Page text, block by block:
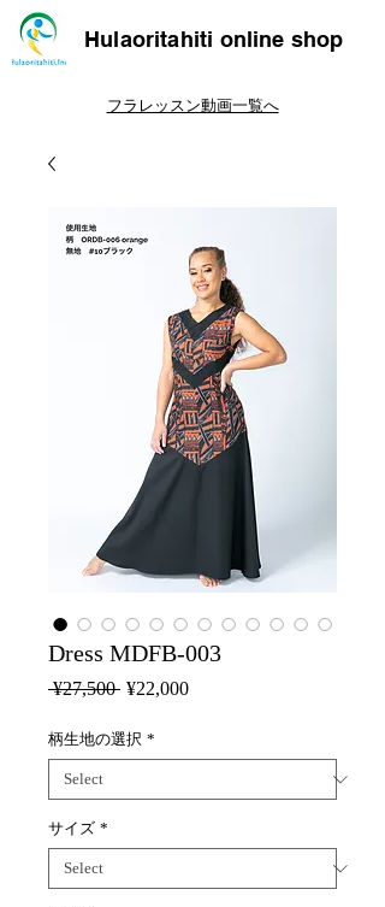
Hulaoritahiti online shop
フラレッスン動画一覧へ
Dress MDFB-003
¥27,500 Regular
¥22,000Sale
柄生地の選択 *
サイズ *